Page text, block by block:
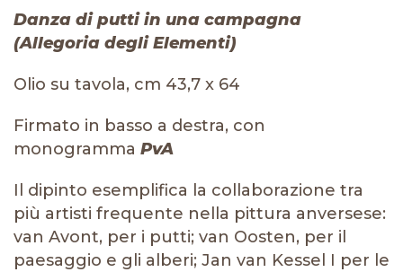
Danza di putti in una campagna
(Allegoria degli Elementi)
Olio su tavola, cm 43,7 x 64
Firmato in basso a destra, con
monogramma PvA
Il dipinto esemplifica la collaborazione tra
più artisti frequente nella pittura anversese:
van Avont, per i putti; van Oosten, per il
paesaggio e gli alberi; Jan van Kessel I per le